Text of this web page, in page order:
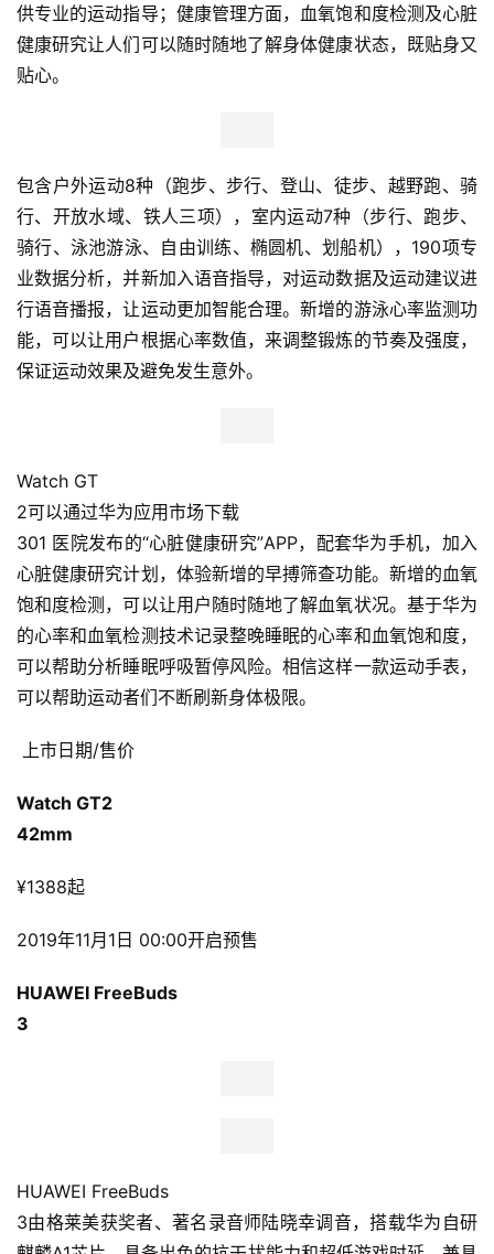
供专业的运动指导；健康管理方面，血氧饱和度检测及心脏
健康研究让人们可以随时随地了解身体健康状态，既贴身又
贴心。
骑行、泳池游泳、自由训练、椭圆机、划船机），190项专
业数据分析，并新加入语音指导，对运动数据及运动建议进
行语音播报，让运动更加智能合理。新增的游泳心率监测功
能，可以让用户根据心率数值，来调整锻炼的节奏及强度，
保证运动效果及避免发生意外。
Watch GT
可以帮助分析睡眠呼吸暂停风险。相信这样一款运动手表，
可以帮助运动者们不断刷新身体极限。